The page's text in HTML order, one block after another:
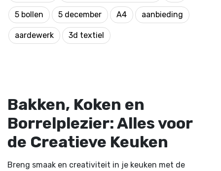
5 bollen 5 december A4 aanbieding
aardewerk 3d textiel
Bakken, Koken en
Borrelplezier: Alles voor
de Creatieve Keuken
Breng smaak en creativiteit in je keuken met de